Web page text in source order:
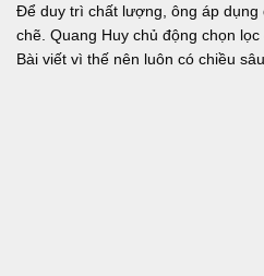
Để duy trì chất lượng, ông áp dụng
chẽ. Quang Huy chủ động chọn
Bài viết vì thế nên luôn có chiều